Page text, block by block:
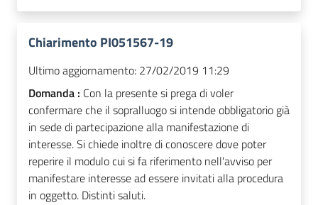
Chiarimento PI051567-19
Ultimo aggiornamento: 27/02/2019 11:29
Domanda : Con la presente si prega di voler
confermare che il sopralluogo si intende obbligatorio già
in sede di partecipazione alla manifestazione di
interesse. Si chiede inoltre di conoscere dove poter
reperire il modulo cui si fa riferimento nell'avviso per
manifestare interesse ad essere invitati alla procedura
in oggetto. Distinti saluti.